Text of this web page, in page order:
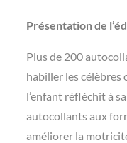
Présentation de
Plus de 200
habiller les célèbres
l’enfant réfléchit à
autocollants aux
améliorer la